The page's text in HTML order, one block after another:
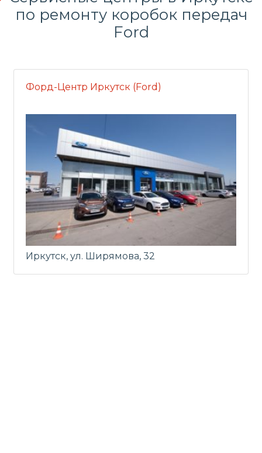
по ремонту коробок передач
Ford
Форд-Центр Иркутск (Ford)
Иркутск, ул. Ширямова, 32